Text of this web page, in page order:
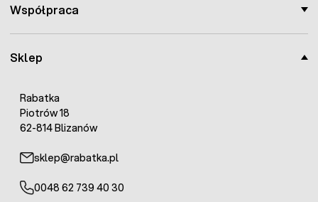
Sklep
Rabatka
Piotrów 18
62-814 Blizanów
sklep@rabatka.pl
0048 62 739 40 30
Współpraca